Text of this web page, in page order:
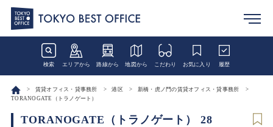
検索 エリアから 路線から 地図から こだわり お気に入り 履歴
賃貸オフィス・貸事務所 港区
新橋・虎ノ門の賃貸オフィス・貸事務所
TORANOGATE（トラノゲート）
TORANOGATE（トラノゲート） 28